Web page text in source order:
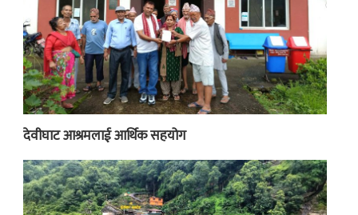
देवीघाट आश्रमलाई आर्थिक सहयोग